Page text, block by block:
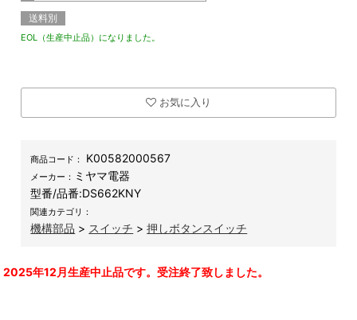
送料別
EOL（生産中止品）になりました。
お気に入り
商品コード： K00582000567
メーカー： ミヤマ電器
型番/品番:DS662KNY
関連カテゴリ：
機構部品 > スイッチ >押しボタンスイッチ
2025年12月生産中止品です。受注終了致しました。